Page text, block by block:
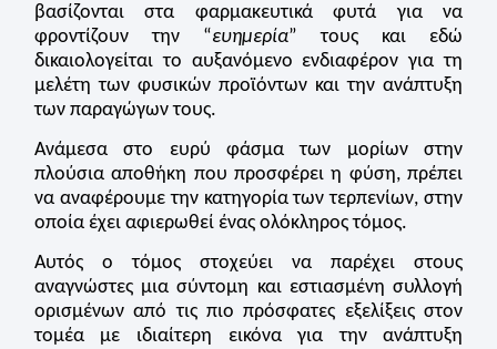
βασίζονται στα φαρμακευτικά φυτά για να
φροντίζουν την “ευημερία” τους και εδώ
δικαιολογείται το αυξανόμενο ενδιαφέρον για τη
μελέτη των φυσικών προϊόντων και την ανάπτυξη
των παραγώγων τους.
Ανάμεσα στο ευρύ φάσμα των μορίων στην
πλούσια αποθήκη που προσφέρει η φύση, πρέπει
να αναφέρουμε την κατηγορία των τερπενίων, στην
οποία έχει αφιερωθεί ένας ολόκληρος τόμος.
Αυτός ο τόμος στοχεύει να παρέχει στους
αναγνώστες μια σύντομη και εστιασμένη συλλογή
ορισμένων από τις πιο πρόσφατες εξελίξεις στον
τομέα με ιδιαίτερη εικόνα για την ανάπτυξη